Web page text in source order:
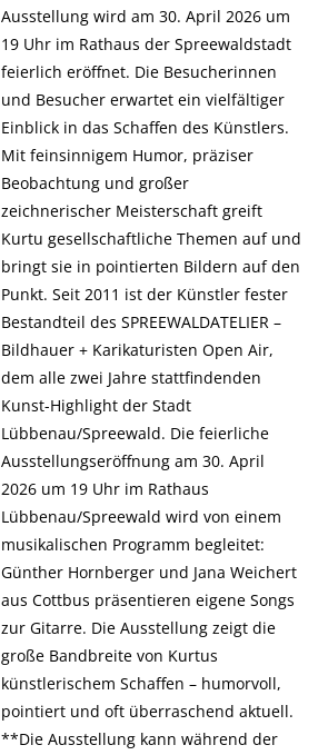
Ausstellung wird am 30. April 2026 um
19 Uhr im Rathaus der Spreewaldstadt
feierlich eröffnet. Die Besucherinnen
und Besucher erwartet ein vielfältiger
Einblick in das Schaffen des Künstlers.
Mit feinsinnigem Humor, präziser
Beobachtung und großer
zeichnerischer Meisterschaft greift
Kurtu gesellschaftliche Themen auf und
bringt sie in pointierten Bildern auf den
Punkt. Seit 2011 ist der Künstler fester
Bestandteil des SPREEWALDATELIER –
Bildhauer + Karikaturisten Open Air,
dem alle zwei Jahre stattfindenden
Kunst-Highlight der Stadt
Lübbenau/Spreewald. Die feierliche
Ausstellungseröffnung am 30. April
2026 um 19 Uhr im Rathaus
Lübbenau/Spreewald wird von einem
musikalischen Programm begleitet:
Günther Hornberger und Jana Weichert
aus Cottbus präsentieren eigene Songs
zur Gitarre. Die Ausstellung zeigt die
große Bandbreite von Kurtus
künstlerischem Schaffen – humorvoll,
pointiert und oft überraschend aktuell.
**Die Ausstellung kann während der